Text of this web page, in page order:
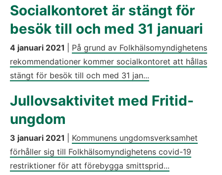
Socialkontoret är stängt för
besök till och med 31 januari
4 januari 2021
På grund av Folkhälsomyndighetens
rekommendationer kommer socialkontoret att hållas
stängt för besök till och med 31 jan...
Jullovsaktivitet med Fritid-
ungdom
3 januari 2021
Kommunens ungdomsverksamhet
förhåller sig till Folkhälsomyndighetens covid-19
restriktioner för att förebygga smittsprid...